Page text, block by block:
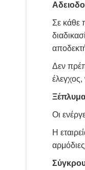
Σε κάθε
Δεν
Οι
Η